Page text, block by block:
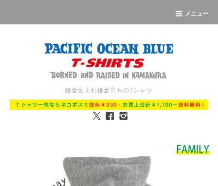
メニュー
鎌倉生まれ鎌倉育ちのTシャツ